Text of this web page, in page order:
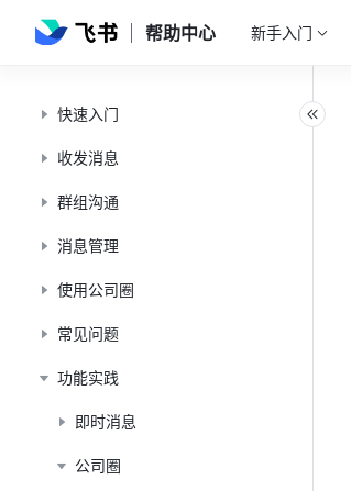
帮助中心 新手入门
快速入门
收发消息
群组沟通
消息管理
使用公司圈
常见问题
功能实践
即时消息
公司圈